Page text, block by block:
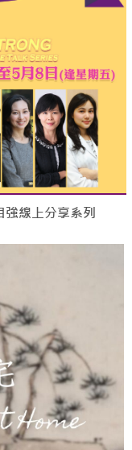
線上分享系列